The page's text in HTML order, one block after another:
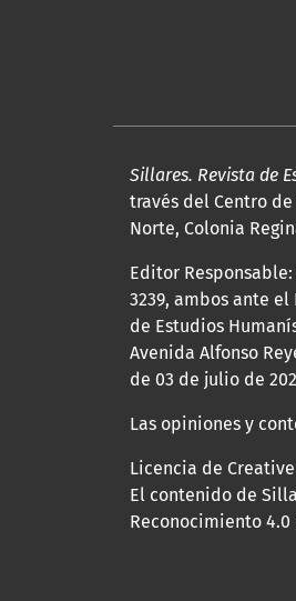
Sillares. Revista de
través del Centro
Norte, Colonia
Editor Responsable:
3239, ambos ante
de Estudios
Avenida Alfonso
de 03 de julio de
Las opiniones y
Licencia de
El contenido de
Reconocimiento